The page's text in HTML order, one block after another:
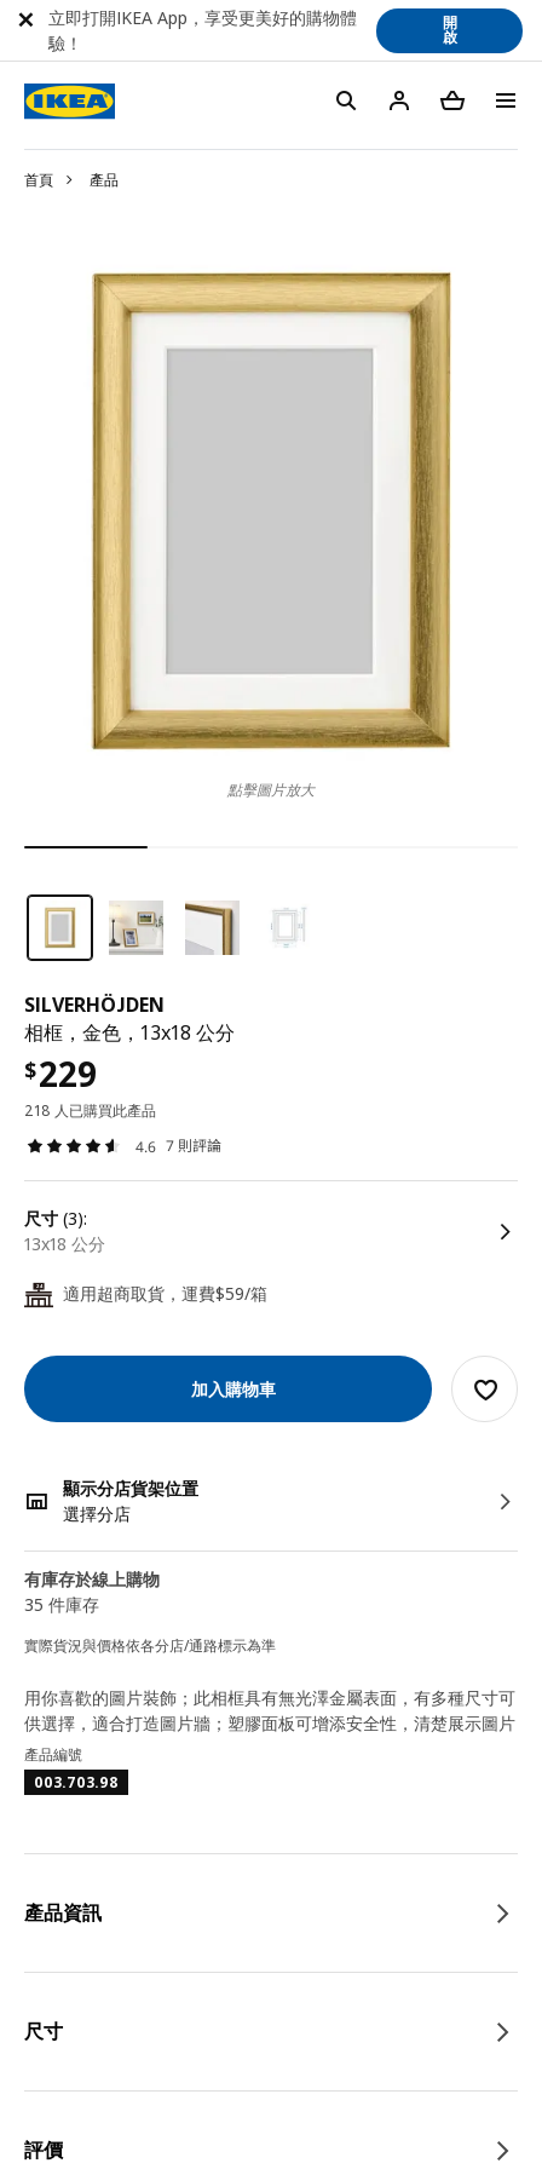
首頁 產品
SILVERHÖJDEN
相框，金色，13x18 公分
$229
218 人已購買此產品
4.6 7 則評論
尺寸 (3):
13x18 公分
24 適用超商取貨，運費$59/箱
加入購物車
顯示分店貨架位置
選擇分店
有庫存於線上購物
35 件庫存
實際貨況與價格依各分店/通路標示為準
點擊圖片放大
用你喜歡的圖片裝飾；此相框具有無光澤金屬表面，有多種尺寸可
供選擇，適合打造圖片牆；塑膠面板可增添安全性，清楚展示圖片
產品編號
003.703.98
產品資訊
尺寸
評價
立即打開IKEA App，享受更美好的購物體
驗！
開
啟